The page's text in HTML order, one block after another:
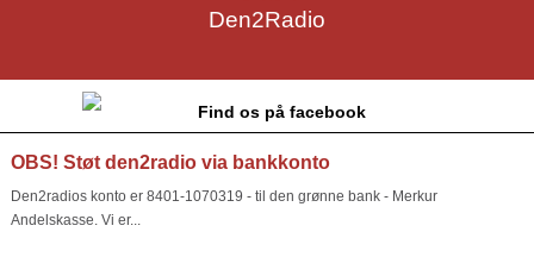
Den2Radio
Find os på facebook
OBS! Støt den2radio via bankkonto
Den2radios konto er 8401-1070319 - til den grønne bank - Merkur
Andelskasse. Vi er...